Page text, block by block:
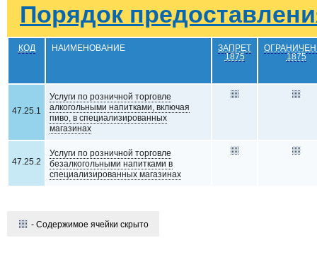
Порядок
КОД НАИМЕНОВАНИЕ
ЗАПРЕТ
1875
1875
47.25.1
Услуги по розничной торговле
алкогольными напитками, включая
пиво, в специализированных
магазинах
47.25.2
Услуги по розничной торговле
безалкогольными напитками в
специализированных магазинах
- Содержимое ячейки скрыто